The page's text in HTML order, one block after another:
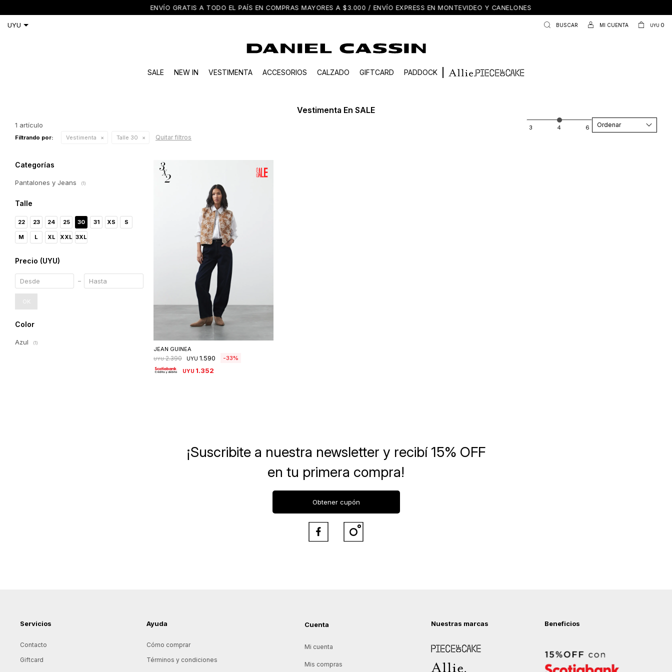
ENVÍO GRATIS A TODO EL PAÍS EN COMPRAS MAYORES A $3.000 / ENVÍO EXPRESS EN MONTEVIDEO Y CANELONES
SALE NEW IN VESTIMENTA ACCESORIOS CALZADO GIFTCARD PADDOCK
UYU 0
Vestimenta En SALE
1 artículo Recomendados
Filtrando por: Vestimenta Talle 30 Quitar filtros
Seleccionar talle
JEAN GUINEA
UYU 2.390 UYU 1.590 33
UYU 1.352
Categorías
Pantalones y Jeans (1)
Talle
22 23 24 25 30 31 XS S
M L XL XXL 3XL
Precio (UYU)
OK
Color
Azul (1)
Servicios
Contacto
Giftcard
Ayuda
Cómo comprar
Términos y condiciones
Cuenta
Mi cuenta
Mis compras
Nuestras marcas
Piece of Cake
Allie
Beneficios
¡Suscribite a nuestra newsletter y recibí 15% OFF
en tu primera compra!
Obtener cupón
 